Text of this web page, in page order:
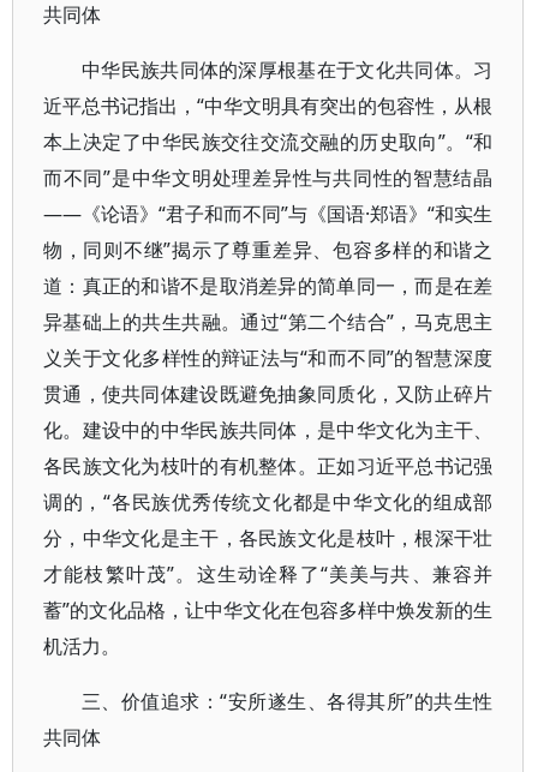
共同体
中华民族共同体的深厚根基在于文化共同体。习
近平总书记指出，“中华文明具有突出的包容性，从根
本上决定了中华民族交往交流交融的历史取向”。“和
而不同”是中华文明处理差异性与共同性的智慧结晶
——《论语》“君子和而不同”与《国语·郑语》“和实生
物，同则不继”揭示了尊重差异、包容多样的和谐之
道：真正的和谐不是取消差异的简单同一，而是在差
异基础上的共生共融。通过“第二个结合”，马克思主
义关于文化多样性的辩证法与“和而不同”的智慧深度
贯通，使共同体建设既避免抽象同质化，又防止碎片
化。建设中的中华民族共同体，是中华文化为主干、
各民族文化为枝叶的有机整体。正如习近平总书记强
调的，“各民族优秀传统文化都是中华文化的组成部
分，中华文化是主干，各民族文化是枝叶，根深干壮
才能枝繁叶茂”。这生动诠释了“美美与共、兼容并
蓄”的文化品格，让中华文化在包容多样中焕发新的生
机活力。
三、价值追求：“安所遂生、各得其所”的共生性
共同体